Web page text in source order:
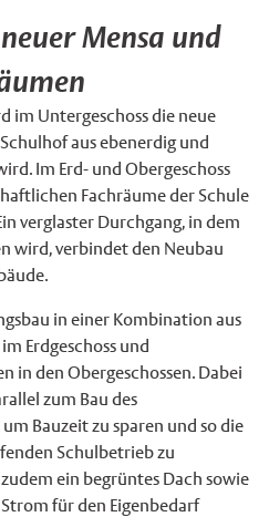
Mensa und
im Untergeschoss die neue
aus ebenerdig und
Im Erd- und Obergeschoss
Fachräume der Schule
verglaster Durchgang, in dem
wird, verbindet den Neubau
in einer Kombination aus
Erdgeschoss und
in den Obergeschossen. Dabei
zum Bau des
Bauzeit zu sparen und so die
Schulbetrieb zu
ein begrüntes Dach sowie
für den Eigenbedarf